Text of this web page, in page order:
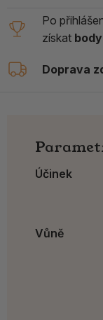
Po
získat body
Doprava
Účinek
Vůně